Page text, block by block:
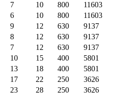
7 10 800
11603
6 10 800
11603
9 12 630
9137
8 12 630
9137
7 12 630
9137
10 15 400
5801
13 18 400
5801
17 22 250
3626
23 28 250
3626